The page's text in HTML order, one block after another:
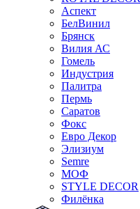
Аспект
БелВинил
Брянск
Вилия АС
Гомель
Индустрия
Палитра
Пермь
Саратов
Фокс
Евро Декор
Элизиум
Semre
МОФ
STYLE DECOR
Филёнка